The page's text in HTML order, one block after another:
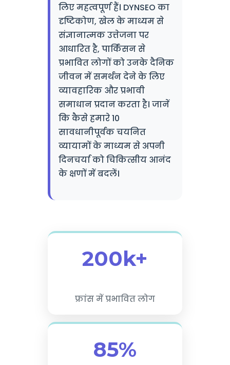
लिए महत्वपूर्ण हैं। DYNSEO का
दृष्टिकोण, खेल के माध्यम से
संज्ञानात्मक उत्तेजना पर
आधारित है, पार्किंसन से
प्रभावित लोगों को उनके दैनिक
जीवन में समर्थन देने के लिए
व्यावहारिक और प्रभावी
समाधान प्रदान करता है। जानें
कि कैसे हमारे 10
सावधानीपूर्वक चयनित
व्यायामों के माध्यम से अपनी
दिनचर्या को चिकित्सीय आनंद
के क्षणों में बदलें।
200k+
फ्रांस में प्रभावित लोग
85%